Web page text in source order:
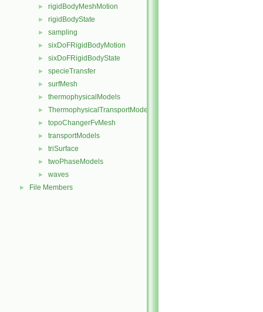
► rigidBodyMeshMotion
► rigidBodyState
► sampling
► sixDoFRigidBodyMotion
► sixDoFRigidBodyState
► specieTransfer
► surfMesh
► thermophysicalModels
► ThermophysicalTransportModels
► topoChangerFvMesh
► transportModels
► triSurface
► twoPhaseModels
► waves
► File Members